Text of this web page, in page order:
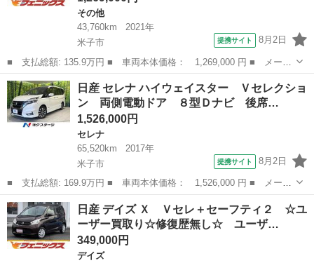
その他
43,760km
2021年
米子市
提携サイト 8月2日
■ 支払総額: 135.9万円 ■ 車両本体価格： 1,269,000 円 ■ メーカ
ー名： 日産 ■ 車種名： ルークス ■ グレード名： ＨＷＳ－Ｇ
ターボプロパイロットＥＤ☆☆９型ナビ☆全周カメラ☆ プロパイロ
ット☆９...
鳥取 米子市 その他
日産 セレナ ハイウェイスター Ｖセレクショ
ン 両側電動ドア ８型Ｄナビ 後席…
1,526,000円
セレナ
65,520km
2017年
米子市
提携サイト 8月2日
■ 支払総額: 169.9万円 ■ 車両本体価格： 1,526,000 円 ■ メーカ
ー名： 日産 ■ 車種名： セレナ ■ グレード名： ハイウェイス
ター Ｖセレクション 両側電動ドア ８型Ｄナビ 後席モニター
バックカ...
鳥取 米子市 セレナ
日産 デイズ Ｘ Ｖセレ＋セーフティ２ ☆ユ
ーザー買取り☆修復歴無し☆ ユーザ…
349,000円
デイズ